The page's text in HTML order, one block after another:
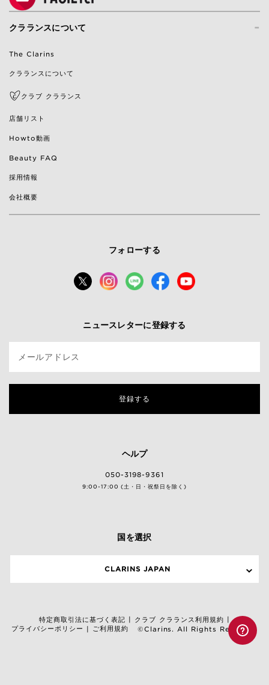
-
クラランスについて
The Clarins
クラランスについて
クラブ クラランス
店舗リスト
Howto動画
Beauty FAQ
採用情報
会社概要
フォローする
ニュースレターに登録する
メールアドレス
登録する
ヘルプ
050-3198-9361
9:00-17:00 (土・日・祝祭日を除く)
国を選択
CLARINS JAPAN
特定商取引法に基づく表記 クラブ クラランス利用規約
プライバシーポリシー | ご利用規約 ©Clarins. All Rights Reserved